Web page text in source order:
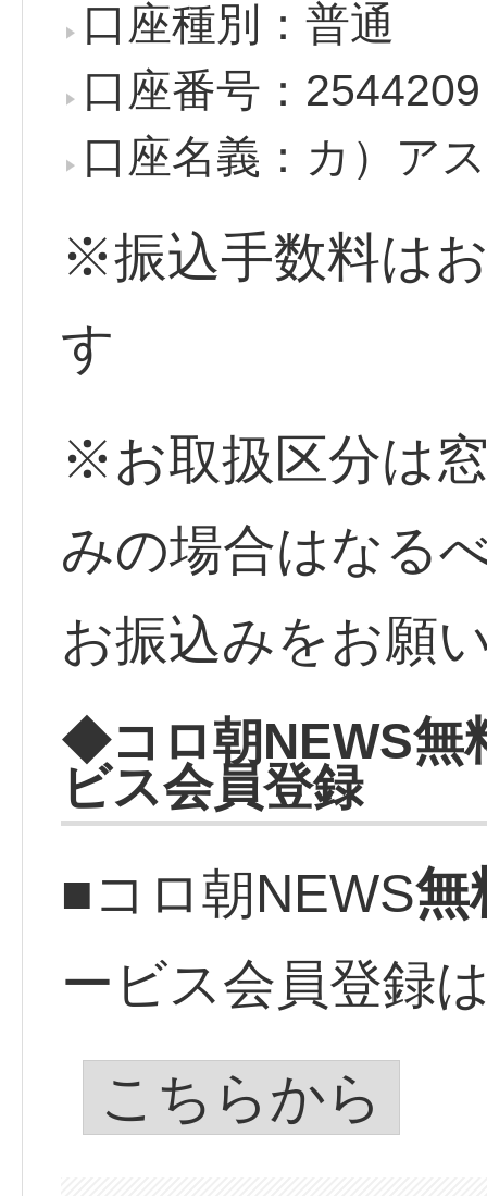
口座種別：普通
口座番号：2544209
口座名義：カ）ア
※振込手数料は
す
※お取扱区分は
みの場合はなる
お振込みをお願
◆コロ朝NEWS無
ビス会員登録
■コロ朝NEWS無
ービス会員登録
こちらから